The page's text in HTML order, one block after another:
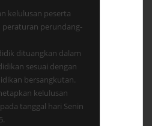
kelulusan peserta
peraturan perundang-
dituangkan dalam
sesuai dengan
bersangkutan.
kelulusan
tanggal hari Senin